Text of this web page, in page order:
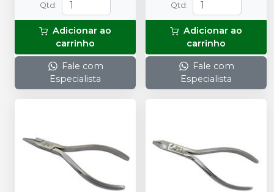
Qtd :
Adicionar ao
carrinho
Fale com
Especialista
Qtd :
Adicionar ao
carrinho
Fale com
Especialista